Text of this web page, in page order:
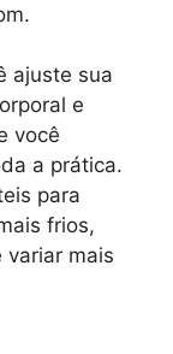
ajuste sua
e
você
a prática.
para
frios,
variar mais